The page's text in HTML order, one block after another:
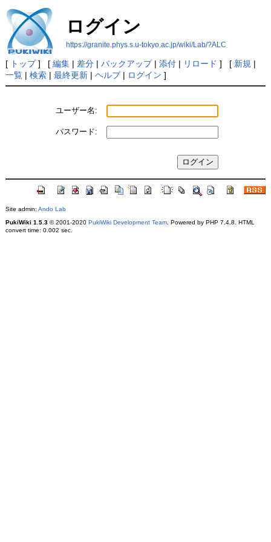
ログイン
https://granite.phys.s.u-tokyo.ac.jp/wiki/Lab/?ALC
[ トップ] [ 編集| 差分| バックアップ| 添付| リロード ] [ 新規 |
一覧| 検索| 最終更新| ヘルプ| ログイン ]
ユーザー名:
パスワード:
Site admin: Ando Lab
PukiWiki 1.5.3© 2001-2020 PukiWiki Development Team. Powered by PHP 7.4.8. HTML
convert time: 0.002 sec.